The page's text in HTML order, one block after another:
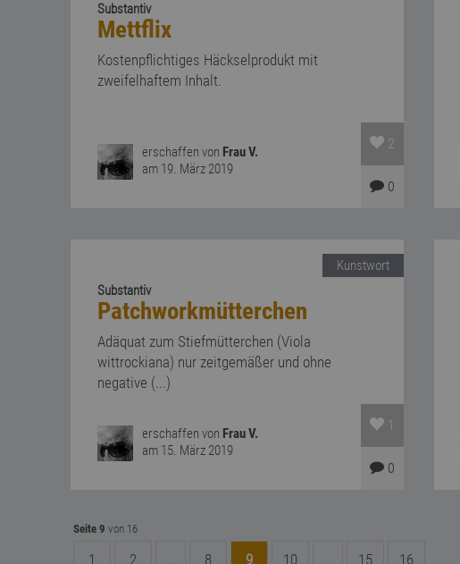
Substantiv
Mettflix
Kostenpflichtiges Häckselprodukt mit
zweifelhaftem Inhalt.
erschaffen von Frau V.
am 19. März 2019
2
0
Kunstwort
Substantiv
Patchworkmütterchen
Adäquat zum Stiefmütterchen (Viola
wittrockiana) nur zeitgemäßer und ohne
negative (...)
erschaffen von Frau V.
am 15. März 2019
1
0
Seite 9 von 16
1 2 8 9 10 15 16